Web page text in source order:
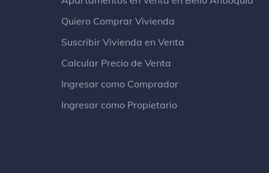
Quiero Comprar Vivienda
Suscribir Vivienda en Venta
Calcular Precio de Venta
Ingresar como Comprador
Ingresar como Propietario